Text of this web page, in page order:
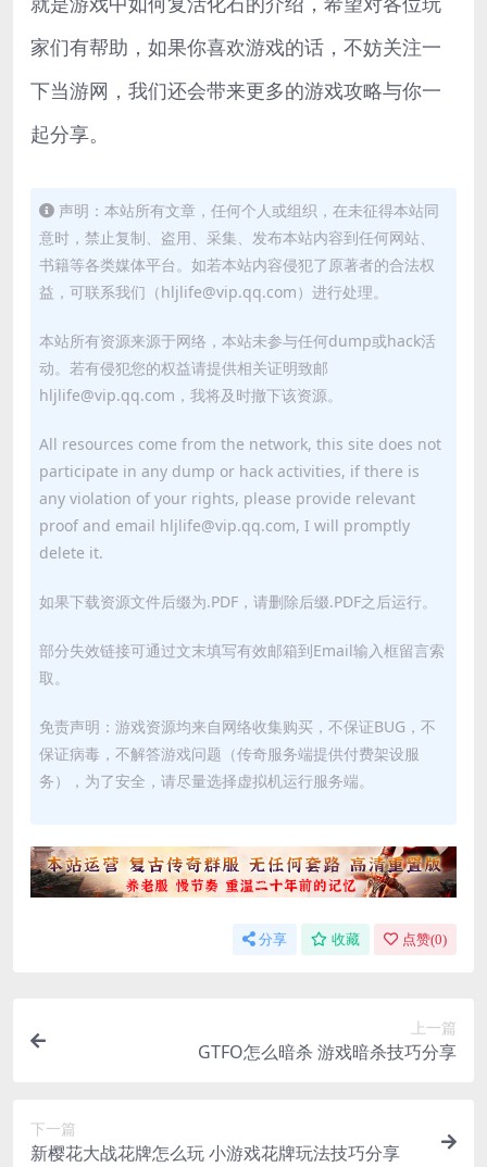
家们有帮助，如果你喜欢游戏的话，不妨关注一
下当游网，我们还会带来更多的游戏攻略与你一
起分享。
声明：本站所有文章，任何个人或组织，在未征得本站同
意时，禁止复制、盗用、采集、发布本站内容到任何网站、
书籍等各类媒体平台。如若本站内容侵犯了原著者的合法权
益，可联系我们（hljlife@vip.qq.com）进行处理。
本站所有资源来源于网络，本站未参与任何dump或hack活
动。若有侵犯您的权益请提供相关证明致邮
hljlife@vip.qq.com，我将及时撤下该资源。
All resources come from the network, this site does not
participate in any dump or hack activities, if there is
any violation of your rights, please provide relevant
proof and email hljlife@vip.qq.com, I will promptly
delete it.
如果下载资源文件后缀为.PDF，请删除后缀.PDF之后运行。
部分失效链接可通过文末填写有效邮箱到Email输入框留言索
取。
免责声明：游戏资源均来自网络收集购买，不保证BUG，不
保证病毒，不解答游戏问题（传奇服务端提供付费架设服
务），为了安全，请尽量选择虚拟机运行服务端。
分享 收藏 点赞(0)
上一篇
GTFO怎么暗杀 游戏暗杀技巧分享
下一篇
新樱花大战花牌怎么玩 小游戏花牌玩法技巧分享